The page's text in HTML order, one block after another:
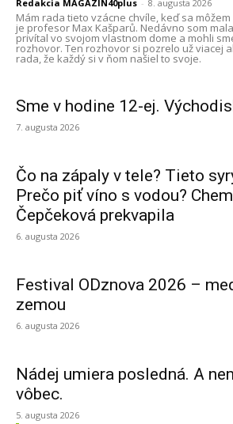
Redakcia MAGAZIN40plus - 8. augusta 2026
Mám rada tieto vzácne chvíle, keď sa
je profesor Max Kašparů. Nedávno som
privítal vo svojom vlastnom dome a mohli
rozhovor. Ten rozhovor si pozrelo už viacej
rada, že každý si v ňom našiel to svoje.
Sme v hodine 12-ej.
7. augusta 2026
Čo na zápaly v tele? Tieto
Prečo piť víno s vodou?
Čepčeková prekvapila
6. augusta 2026
Festival ODznova 2026 –
zemou
6. augusta 2026
Nádej umiera posledná. A
vôbec.
5. augusta 2026